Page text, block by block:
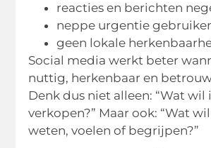
reacties en berichten
neppe urgentie
geen lokale
Social media werkt beter
nuttig, herkenbaar en
Denk dus niet alleen: “Wat wil
verkopen?” Maar ook: “Wat
weten, voelen of begrijpen?”